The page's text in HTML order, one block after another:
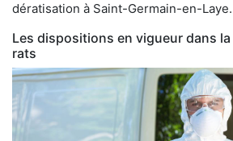
dératisation à Saint-Germain-en-Laye.
Les dispositions en vigueur dans
rats